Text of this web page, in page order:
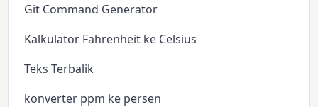
Git Command Generator
Kalkulator Fahrenheit ke Celsius
Teks Terbalik
konverter ppm ke persen